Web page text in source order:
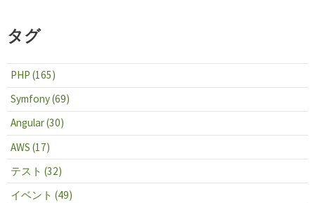
タグ
PHP (165)
Symfony (69)
Angular (30)
AWS (17)
テスト (32)
イベント (49)